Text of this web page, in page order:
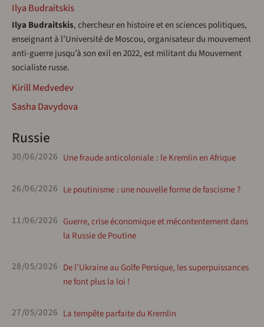
Ilya Budraitskis
Ilya Budraitskis, chercheur en histoire et en sciences politiques,
enseignant à l’Université de Moscou, organisateur du mouvement
anti-guerre jusqu’à son exil en 2022, est militant du Mouvement
socialiste russe.
Kirill Medvedev
Sasha Davydova
Russie
30/06/2026 Une fraude anticoloniale : le Kremlin en Afrique
26/06/2026 Le poutinisme : une nouvelle forme de fascisme ?
11/06/2026 Guerre, crise économique et mécontentement dans
la Russie de Poutine
28/05/2026 De l’Ukraine au Golfe Persique, les superpuissances
ne font plus la loi !
27/05/2026 La tempête parfaite du Kremlin